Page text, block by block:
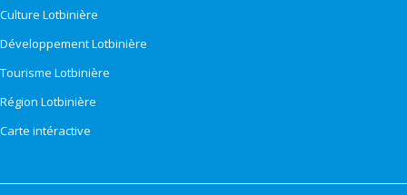
Culture Lotbinière
Développement Lotbinière
Tourisme Lotbinière
Région Lotbinière
Carte intéractive